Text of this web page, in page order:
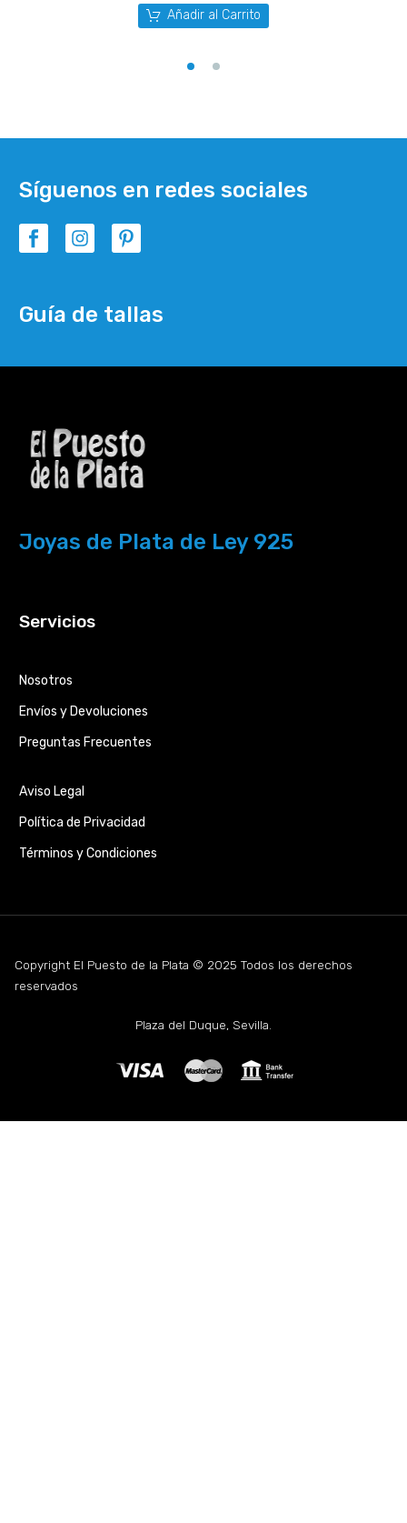
Añadir al Carrito
Síguenos en redes sociales
Guía de tallas
Joyas de Plata de Ley 925
Servicios
Nosotros
Envíos y Devoluciones
Preguntas Frecuentes
Aviso Legal
Política de Privacidad
Términos y Condiciones
Copyright El Puesto de la Plata © 2025 Todos los derechos
reservados
Plaza del Duque, Sevilla.